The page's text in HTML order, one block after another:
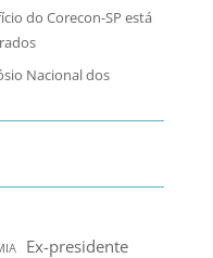
do Corecon-SP está
Nacional dos
Ex-presidente